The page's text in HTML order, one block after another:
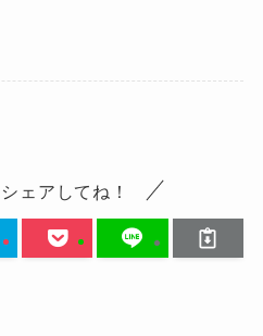
ェアしてね！